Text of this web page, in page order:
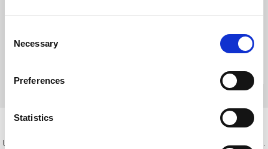
Selection
Necessary
Preferences
Statistics
Upplev sagolika naturområden och intressanta Kulturarvsplatser.